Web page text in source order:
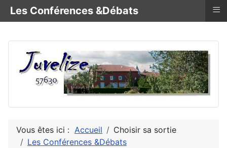
Vous êtes ici : Accueil
Choisir sa sortie
Les Conférences &Débats
Les Conférences &Débats ≡